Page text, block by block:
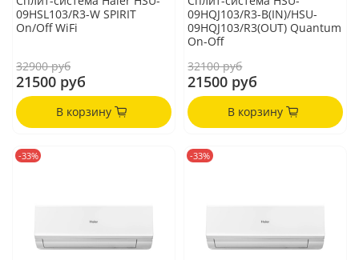
09HSL103/R3-W SPIRIT
On/Off WiFi
32900 руб
21500 руб
В корзину
09HQJ103/R3-B(IN)/HSU-
09HQJ103/R3(OUT) Quantum
On-Off
32100 руб
21500 руб
В корзину
-33% -33%